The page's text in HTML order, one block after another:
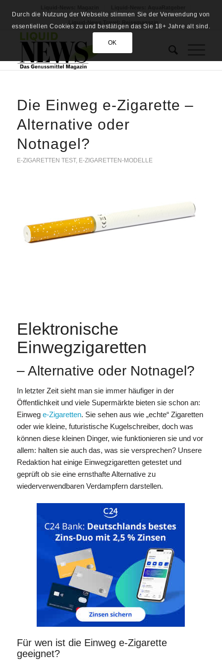
Die Einweg e-Zigarette –
Alternative oder
Notnagel?
E-ZIGARETTEN TEST, E-ZIGARETTEN-MODELLE
Elektronische
Einwegzigaretten
– Alternative oder Notnagel?
In letzter Zeit sieht man sie immer häufiger in der
Öffentlichkeit und viele Supermärkte bieten sie schon an:
Einweg e-Zigaretten. Sie sehen aus wie „echte“ Zigaretten
oder wie kleine, futuristische Kugelschreiber, doch was
können diese kleinen Dinger, wie funktionieren sie und vor
allem: halten sie auch das, was sie versprechen? Unsere
Redaktion hat einige Einwegzigaretten getestet und
geprüft ob sie eine ernsthafte Alternative zu
wiederverwendbaren Verdampfern darstellen.
Für wen ist die Einweg e-Zigarette
geeignet?
Durch die Nutzung der Webseite stimmen Sie der Verwendung von
essentiellen Cookies zu und bestätigen das Sie 18+ Jahre alt sind.
OK